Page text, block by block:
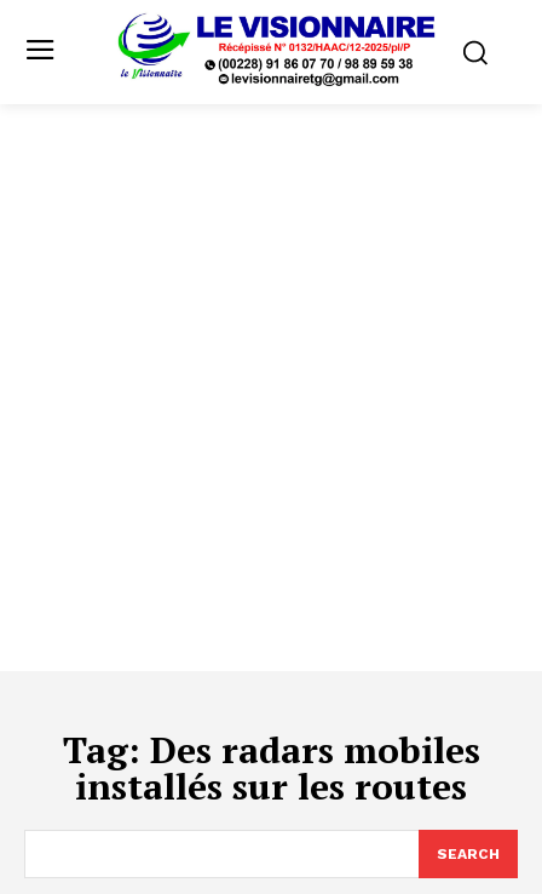
Tag: Des radars mobiles
installés sur les routes
SEARCH